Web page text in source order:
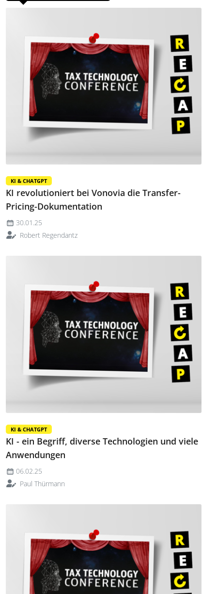
KI & CHATGPT
KI revolutioniert bei Vonovia die Transfer-
Pricing-Dokumentation
30.01.25
Robert Regendantz
KI & CHATGPT
KI - ein Begriff, diverse Technologien und viele
Anwendungen
06.02.25
Paul Thürmann